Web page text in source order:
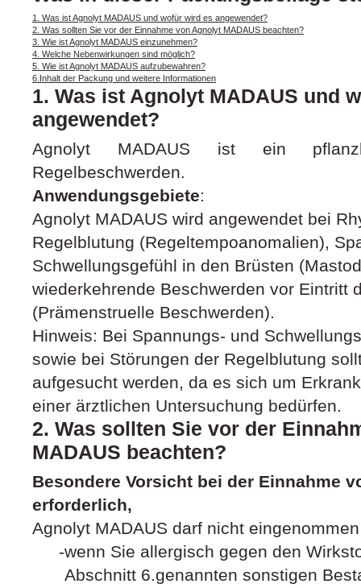
1. Was ist Agnolyt MADAUS und wofür wird es angewendet?
2. Was sollten Sie vor der Einnahme von Agnolyt MADAUS beachten?
3. Wie ist Agnolyt MADAUS einzunehmen?
4. Welche Nebenwirkungen sind möglich?
5. Wie ist Agnolyt MADAUS aufzubewahren?
6.Inhalt der Packung und weitere Informationen
1. Was ist Agnolyt MADAUS und
angewendet?
Agnolyt MADAUS ist ein
Regelbeschwerden.
Anwendungsgebiete:
Agnolyt MADAUS wird angewendet bei
Regelblutung (Regeltempoanomalien),
Schwellungsgefühl in den Brüsten
wiederkehrende Beschwerden vor Eintritt
(Prämenstruelle Beschwerden).
Hinweis: Bei Spannungs‑ und
sowie bei Störungen der Regelblutung
aufgesucht werden, da es sich um
einer ärztlichen Untersuchung bedürfen.
2. Was sollten Sie vor der
MADAUS beachten?
Besondere Vorsicht bei der Einnahme
erforderlich,
Agnolyt MADAUS darf nicht
wenn Sie allergisch gegen den
Abschnitt 6.genannten sonstigen